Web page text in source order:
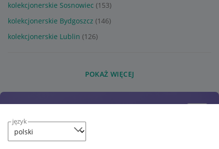
język
kolekcjonerskie Sosnowiec (153)
kolekcjonerskie Bydgoszcz (146)
kolekcjonerskie Lublin (126)
POKAŻ WIĘCEJ